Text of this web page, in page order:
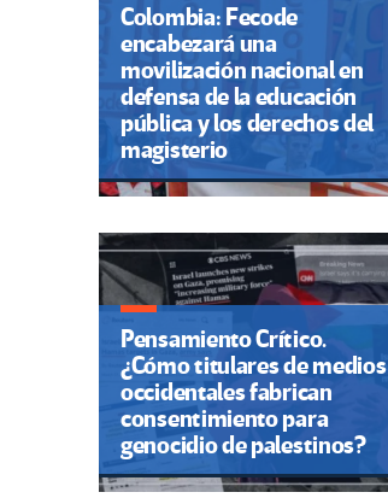
Colombia: Fecode
encabezará una
movilización nacional en
defensa de la educación
pública y los derechos del
magisterio
Pensamiento Crítico.
¿Cómo titulares de medios
occidentales fabrican
consentimiento para
genocidio de palestinos?